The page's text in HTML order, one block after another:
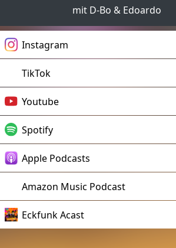
mit D-Bo & Edoardo
Instagram
TikTok
Youtube
Spotify
Apple Podcasts
Amazon Music Podcast
Eckfunk Acast